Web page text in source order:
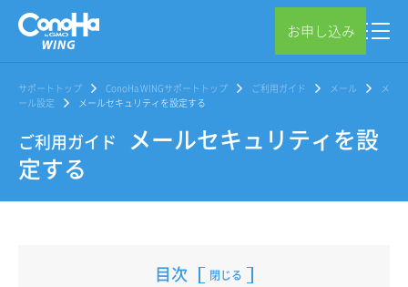
お申し込み
サポートトップ ConoHa WINGサポートトップ ご利用ガイド メール
メ
ール設定
メールセキュリティを設定する
ご利用ガイド
メールセキュリティを設
定する
目次 閉じる